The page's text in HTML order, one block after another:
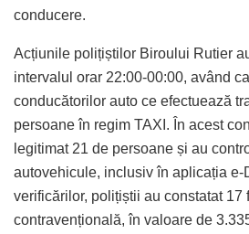
conducere.
Acțiunile polițiștilor Biroului Rutier
intervalul orar 22:00-00:00, având
conducătorilor auto ce efectuează
persoane în regim TAXI. În acest
legitimat 21 de persoane și au
autovehicule, inclusiv în aplicația e-
verificărilor, polițiștii au constatat 17
contravențională, în valoare de